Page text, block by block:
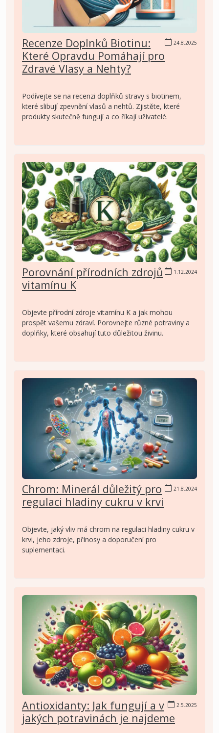
24.8.2025
Recenze Doplnků Biotinu:
Které Opravdu Pomáhají pro
Zdravé Vlasy a Nehty?
Podívejte se na recenzi doplňků stravy s biotinem,
které slibují zpevnění vlasů a nehtů. Zjistěte, které
produkty skutečně fungují a co říkají uživatelé.
1.12.2024
Porovnání přírodních zdrojů
vitamínu K
Objevte přírodní zdroje vitamínu K a jak mohou
prospět vašemu zdraví. Porovnejte různé potraviny a
doplňky, které obsahují tuto důležitou živinu.
21.8.2024
Chrom: Minerál důležitý pro
regulaci hladiny cukru v krvi
Objevte, jaký vliv má chrom na regulaci hladiny cukru v
krvi, jeho zdroje, přínosy a doporučení pro
suplementaci.
2.5.2025
Antioxidanty: Jak fungují a v
jakých potravinách je najdeme